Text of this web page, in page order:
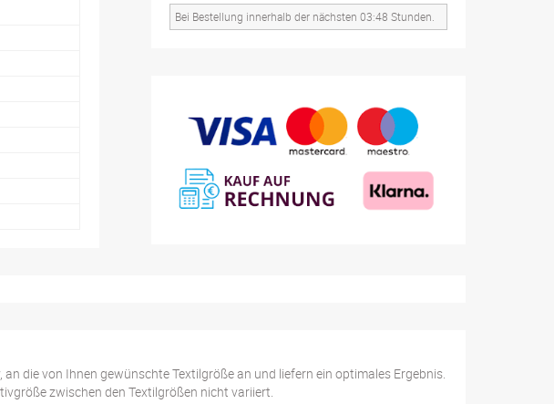
Bei Bestellung innerhalb der nächsten 03:48 Stunden.
die von Ihnen gewünschte Textilgröße an und liefern ein optimales Ergebnis.
zwischen den Textilgrößen nicht variiert.